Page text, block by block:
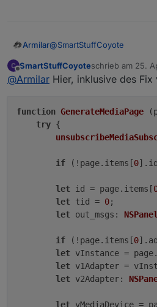
Armilar@SmartStuffCoyote
Wenn es jetzt funktioniert,
komplette
Offline
SmartStuffCoyoteschrieb am 25.
zuletzt editiert
@Armilar Hier, inklusive des Fix
function GenerateMediaPage (
try {
if (!page. items [0]. id
let id = page. items [
let tid = 0;
let out_msgs :
if (!page. items [0].
let vInstance = page.
let v1Adapter =
let v2Adapter:
let vMediaDevice =